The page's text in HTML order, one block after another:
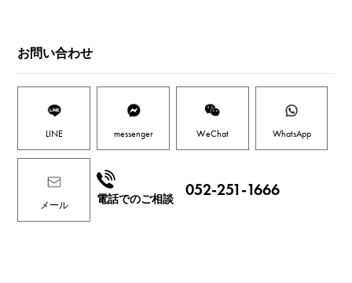
お問い合わせ
LINE messenger WeChat WhatsApp
メール 電話でのご相談
052-251-1666